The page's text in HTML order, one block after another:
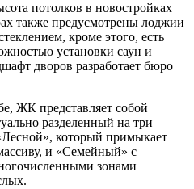
потолков в новостройках
также предусмотрены лоджии
кроме этого, есть
установки саун и
дворов разработает бюро
ЖК представляет собой
разделенный на три
который примыкает
и «Семейный» с
зонами